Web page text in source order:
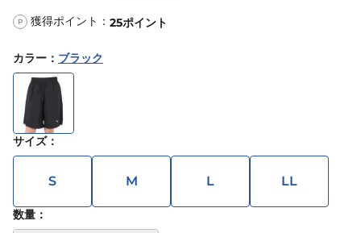
P 獲得ポイント： 25ポイント
カラー ： ブラック
サイズ：
S M L LL
数量：